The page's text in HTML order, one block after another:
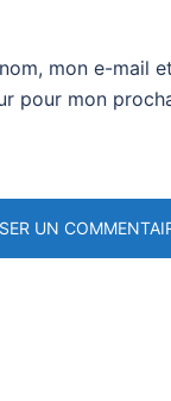
mon e-mail
pour mon